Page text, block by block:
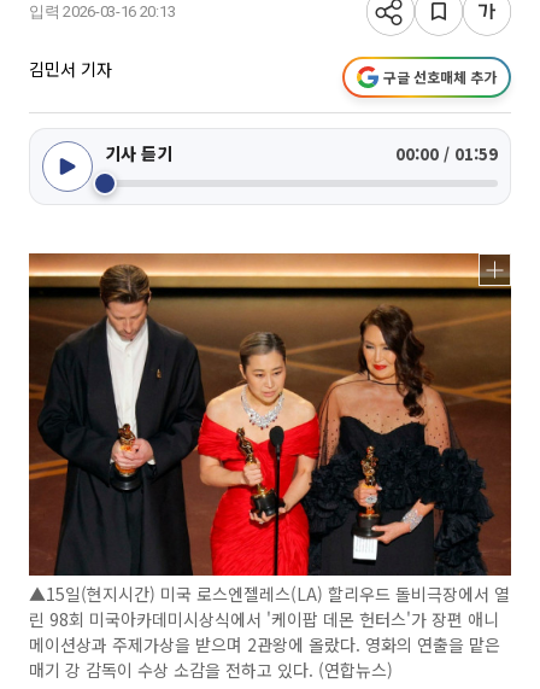
입력 2026-03-16 20:13
김민서 기자 구글 선호매체 추가
기사 듣기 00:00 / 01:59
▲15일(현지시간) 미국 로스엔젤레스(LA) 할리우드 돌비극장에서 열
린 98회 미국아카데미시상식에서 '케이팝 데몬 헌터스'가 장편 애니
메이션상과 주제가상을 받으며 2관왕에 올랐다. 영화의 연출을 맡은
매기 강 감독이 수상 소감을 전하고 있다. (연합뉴스)